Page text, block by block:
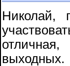
Николай,
выходных.